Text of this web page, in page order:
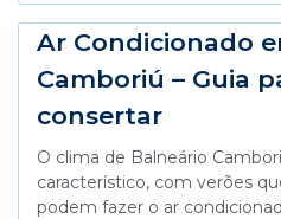
Ar Condicionado
Camboriú – Guia
consertar
O clima de Balneário
característico, com verões
podem fazer o ar